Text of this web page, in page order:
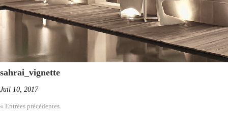
sahrai_vignette
Juil 10, 2017
« Entrées précédentes